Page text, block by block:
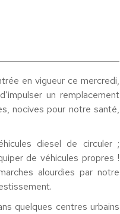
en vigueur ce mercredi,
un remplacement
nocives pour notre santé,
diesel de circuler ;
de véhicules propres !
alourdies par notre
quelques centres urbains